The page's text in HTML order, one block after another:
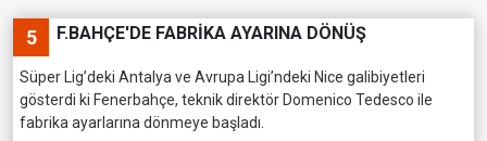
5 F.BAHÇE'DE FABRİKA AYARINA DÖNÜŞ
Süper Lig’deki Antalya ve Avrupa Ligi’ndeki Nice galibiyetleri
gösterdi ki Fenerbahçe, teknik direktör Domenico Tedesco ile
fabrika ayarlarına dönmeye başladı.